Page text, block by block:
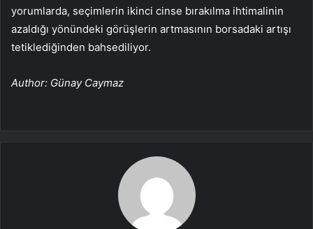
yorumlarda, seçimlerin ikinci cinse bırakılma ihtimalinin
azaldığı yönündeki görüşlerin artmasının borsadaki artışı
tetiklediğinden bahsediliyor.
Author: Günay Caymaz